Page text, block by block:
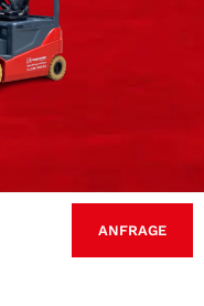
ANFRAGE